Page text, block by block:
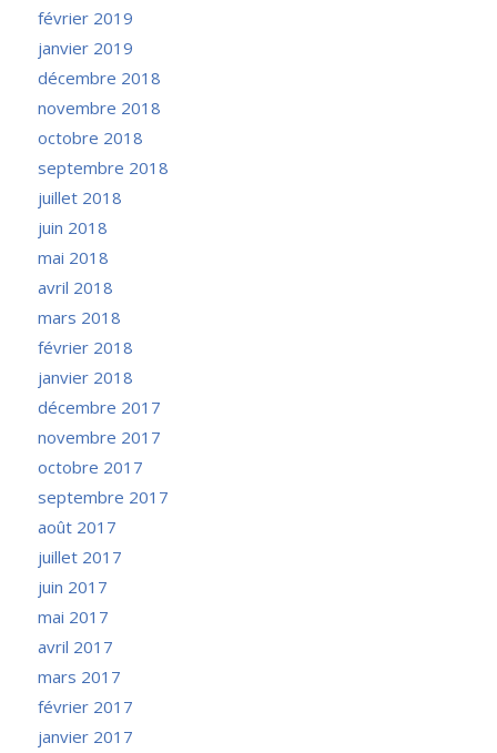
février 2019
janvier 2019
décembre 2018
novembre 2018
octobre 2018
septembre 2018
juillet 2018
juin 2018
mai 2018
avril 2018
mars 2018
février 2018
janvier 2018
décembre 2017
novembre 2017
octobre 2017
septembre 2017
août 2017
juillet 2017
juin 2017
mai 2017
avril 2017
mars 2017
février 2017
janvier 2017